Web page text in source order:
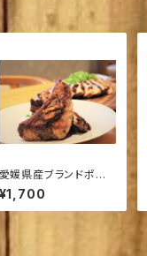
愛媛県産ブランドポー
クのスペアリブ ハー
ブ
¥1,700